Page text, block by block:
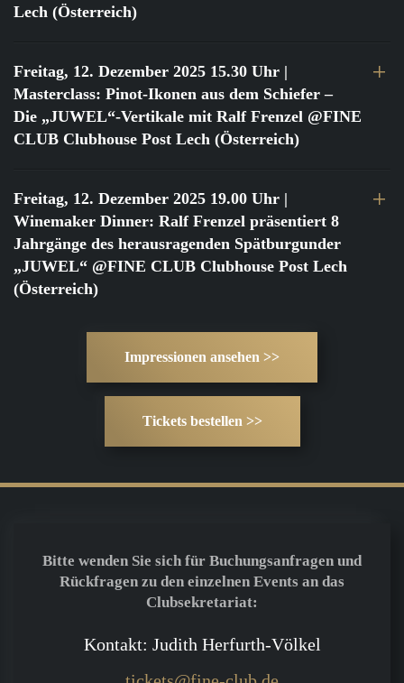
Lech (Österreich)
Freitag, 12. Dezember 2025 15.30 Uhr |
Masterclass: Pinot-Ikonen aus dem Schiefer –
Die „JUWEL“-Vertikale mit Ralf Frenzel @FINE
CLUB Clubhouse Post Lech (Österreich)
Freitag, 12. Dezember 2025 19.00 Uhr |
Winemaker Dinner: Ralf Frenzel präsentiert 8
Jahrgänge des herausragenden Spätburgunder
„JUWEL“ @FINE CLUB Clubhouse Post Lech
(Österreich)
Impressionen ansehen >>
Tickets bestellen >>
Bitte wenden Sie sich für Buchungsanfragen und
Rückfragen zu den einzelnen Events an das
Clubsekretariat:
Kontakt: Judith Herfurth-Völkel